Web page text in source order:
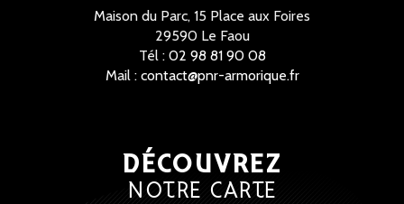
Maison du Parc, 15 Place aux Foires
29590 Le Faou
Tél : 02 98 81 90 08
Mail : contact@pnr-armorique.fr
DÉCOUVREZ
NOTRE CARTE